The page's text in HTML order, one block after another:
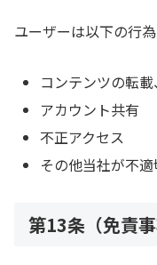
ユーザーは以下の行
コンテンツの転
アカウント共有
不正アクセス
その他当社が不
第13条（免責事